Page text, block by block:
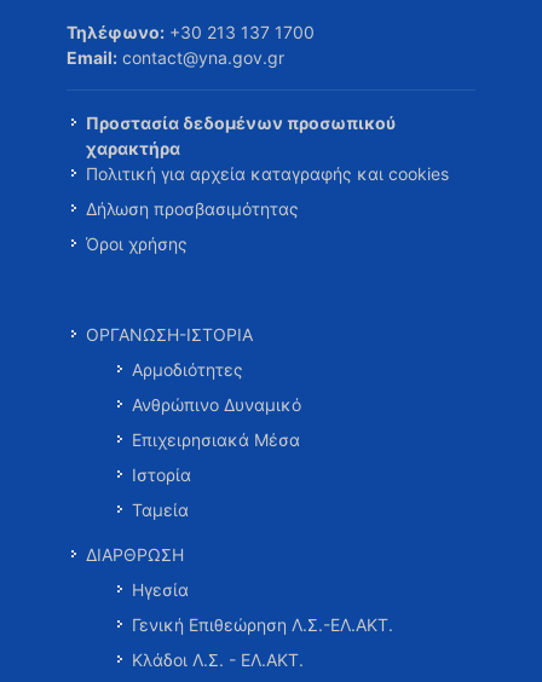
Τηλέφωνο: +30 213 137 1700
Email: contact@yna.gov.gr
Προστασία δεδομένων προσωπικού
χαρακτήρα
Πολιτική για αρχεία καταγραφής και cookies
Δήλωση προσβασιμότητας
Όροι χρήσης
ΟΡΓΑΝΩΣΗ-ΙΣΤΟΡΙΑ
Αρμοδιότητες
Ανθρώπινο Δυναμικό
Επιχειρησιακά Μέσα
Ιστορία
Ταμεία
ΔΙΑΡΘΡΩΣΗ
Ηγεσία
Γενική Επιθεώρηση Λ.Σ.-ΕΛ.ΑΚΤ.
Κλάδοι Λ.Σ. - ΕΛ.ΑΚΤ.